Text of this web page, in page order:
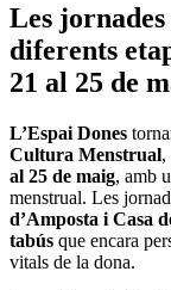
Les
diferents
21 al 25 de
L’Espai Dones
Cultura Menstrual,
al 25 de maig, amb
menstrual. Les
d’Amposta i Casa
tabús que encara
vitals de la dona.